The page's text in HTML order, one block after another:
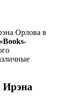
Орлова в
«Books-
Ирэна